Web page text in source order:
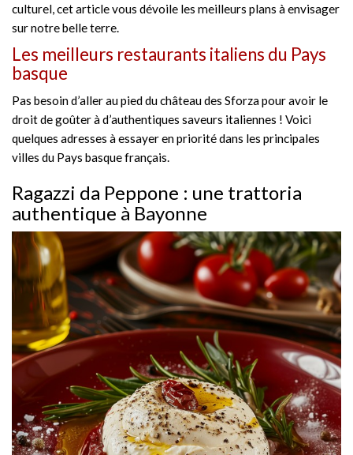
culturel, cet article vous dévoile les meilleurs plans à envisager
sur notre belle terre.
Les meilleurs restaurants italiens du Pays
basque
Pas besoin d’aller au pied du château des Sforza pour avoir le
droit de goûter à d’authentiques saveurs italiennes ! Voici
quelques adresses à essayer en priorité dans les principales
villes du Pays basque français.
Ragazzi da Peppone : une trattoria
authentique à Bayonne